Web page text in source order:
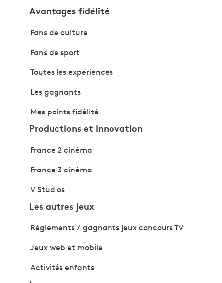
Avantages fidélité
Fans de culture
Fans de sport
Toutes les expériences
Les gagnants
Mes points fidélité
Productions et innovation
France 2 cinéma
France 3 cinéma
V Studios
Les autres jeux
Règlements / gagnants jeux concours TV
Jeux web et mobile
Activités enfants